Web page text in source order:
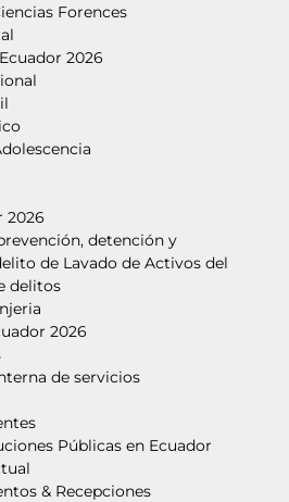
Forences
2026
2026
detención y
de Lavado de Activos del
delitos
2026
de servicios
Públicas en Ecuador
& Recepciones